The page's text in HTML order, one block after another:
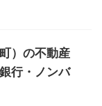
）の不動産
行・ノンバ